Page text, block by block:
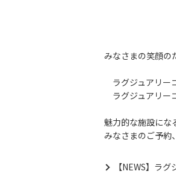
みなさまの笑顔の
ラグジュアリー
ラグジュアリー
魅力的な施設にな
みなさまのご予約
【NEWS】ラ